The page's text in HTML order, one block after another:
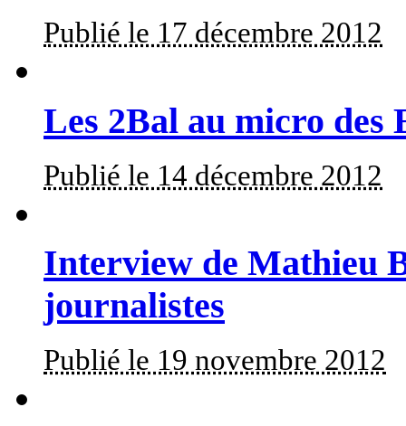
Publié le 17 décembre 2012
Les 2Bal au micro des
Publié le 14 décembre 2012
Interview de Mathieu
journalistes
Publié le 19 novembre 2012